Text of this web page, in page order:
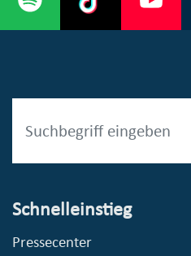
Schnelleinstieg
Pressecenter